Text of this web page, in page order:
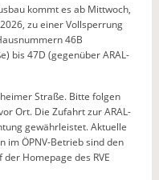
kommt es ab Mittwoch,
zu einer Vollsperrung
46B
bis 47D (gegenüber ARAL-
Straße. Bitte folgen
Ort. Die Zufahrt zur ARAL-
gewährleistet. Aktuelle
im ÖPNV-Betrieb sind den
Homepage des RVE